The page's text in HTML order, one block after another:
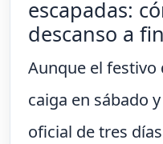
escapadas:
descanso a
Aunque el festivo
caiga en sábado
oficial de tres